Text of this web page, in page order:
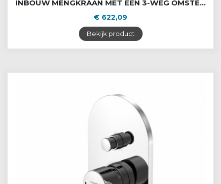
INBOUW MENGKRAAN MET EEN 3-WEG OMSTELLER
€ 622,09
Bekijk product